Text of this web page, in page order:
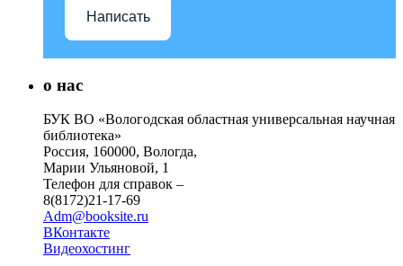
Написать
о нас
БУК ВО «Вологодская областная универсальная научная
библиотека»
Россия, 160000, Вологда,
Марии Ульяновой, 1
Телефон для справок –
8(8172)21-17-69
Adm@booksite.ru
ВКонтакте
Видеохостинг